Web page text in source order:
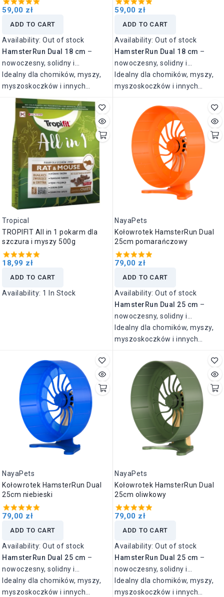
59,00 zł
ADD TO CART
Availability:Out of stock
HamsterRun Dual 18 cm –
nowoczesny, solidny i
wyjątkowo cichy kołowrotek
zaprojektowany z myślą o
zdrowiu i komforcie Twojego
pupila.
Idealny dla chomików, myszy,
myszoskoczków i innych
małych gryzoni.
59,00 zł
ADD TO CART
Availability: Out of stock
HamsterRun Dual 18 cm –
nowoczesny, solidny i
wyjątkowo cichy kołowrotek
zaprojektowany z myślą o
Idealny dla chomików, myszy,
myszoskoczków i innych
Tropical
TROPIFIT All in 1 pokarm dla
szczura i myszy 500g
18,99 zł
ADD TO CART
Availability: 1 In Stock
NayaPets
Kołowrotek HamsterRun Dual
25cm pomarańczowy
79,00 zł
ADD TO CART
Availability: Out of stock
HamsterRun Dual 25 cm –
nowoczesny, solidny i
wyjątkowo cichy kołowrotek
zaprojektowany z myślą o
Idealny dla chomików, myszy,
myszoskoczków i innych
NayaPets
Kołowrotek HamsterRun Dual
25cm niebieski
79,00 zł
ADD TO CART
Availability:Out of stock
HamsterRun Dual 25 cm –
nowoczesny, solidny i
wyjątkowo cichy kołowrotek
zaprojektowany z myślą o
Idealny dla chomików, myszy,
myszoskoczków i innych
NayaPets
Kołowrotek HamsterRun Dual
25cm oliwkowy
79,00 zł
ADD TO CART
Availability: Out of stock
HamsterRun Dual 25 cm –
nowoczesny, solidny i
wyjątkowo cichy kołowrotek
zaprojektowany z myślą o
Idealny dla chomików, myszy,
myszoskoczków i innych